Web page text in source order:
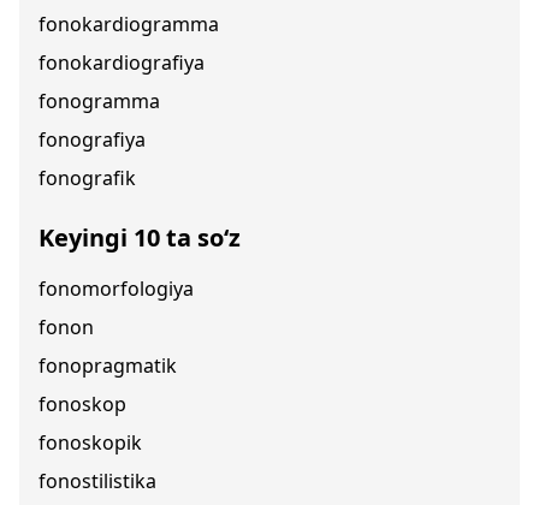
fonokardiogramma
fonokardiografiya
fonogramma
fonografiya
fonografik
Keyingi 10 ta so‘z
fonomorfologiya
fonon
fonopragmatik
fonoskop
fonoskopik
fonostilistika